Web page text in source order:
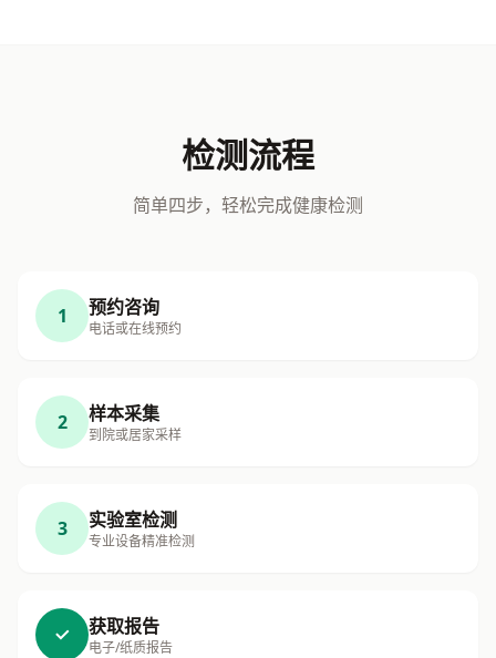
检测流程
简单四步，轻松完成健康检测
1 预约咨询
电话或在线预约
2 样本采集
到院或居家采样
3 实验室检测
专业设备精准检测
获取报告
电子/纸质报告